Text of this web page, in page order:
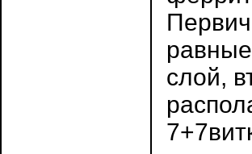
слой,